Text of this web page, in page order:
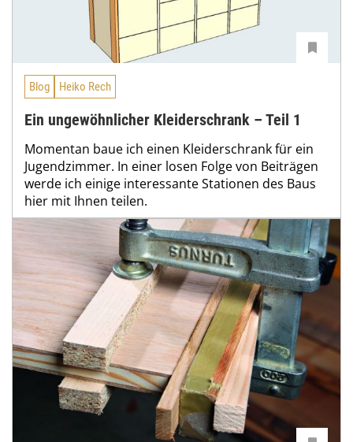
Blog Heiko Rech
Ein ungewöhnlicher Kleiderschrank – Teil 1
Momentan baue ich einen Kleiderschrank für ein
Jugendzimmer. In einer losen Folge von Beiträgen
werde ich einige interessante Stationen des Baus
hier mit Ihnen teilen.